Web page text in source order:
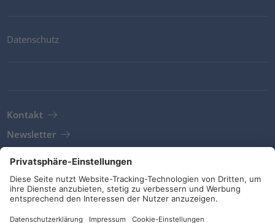
Datenschutz
Kontakt
Newsletter
AGB
Richtlinien und Bekenntnisse